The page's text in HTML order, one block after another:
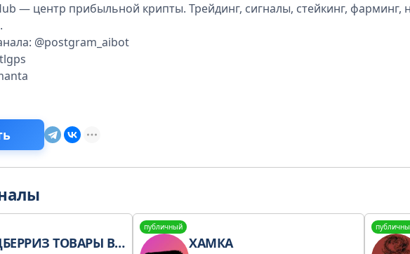
— центр прибыльной крипты. Трейдинг, сигналы, стейкинг,
@postgram_aibot
ТОВАРЫ ВБ СКИДКИ НАХОДКИ
публичный
ХАМКА